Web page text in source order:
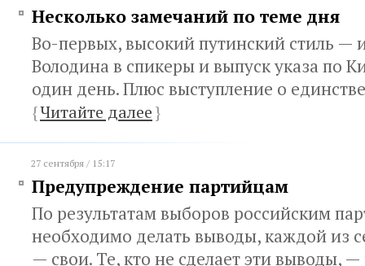
Несколько замечаний по теме дня
Во-первых, высокий путинский стиль —
Володина в спикеры и выпуск указа по
один день. Плюс выступление о
{Читайте далее}
27 сентября / 15:17
Предупреждение партийцам
По результатам выборов российским
необходимо делать выводы, каждой из
— свои. Те, кто не сделает эти выводы, —